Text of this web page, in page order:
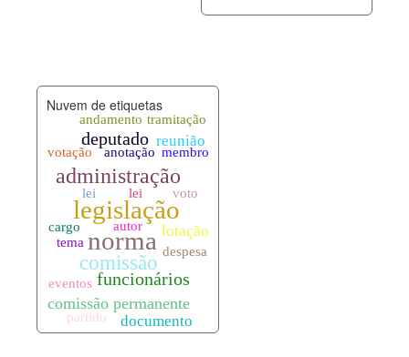
palavras_chave.xml 08-08-
legislacao_norma_anotacoes.xml
Nuvem de etiquetas